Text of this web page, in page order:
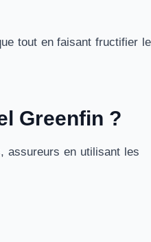
tout en faisant fructifier
Greenfin ?
assureurs en utilisant les